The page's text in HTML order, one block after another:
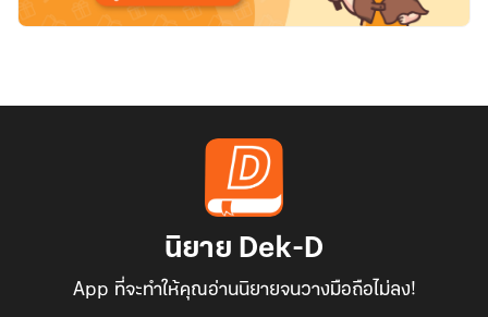
นิยาย Dek-D
App ที่จะทำให้คุณอ่านนิยายจนวางมือถือไม่ลง!